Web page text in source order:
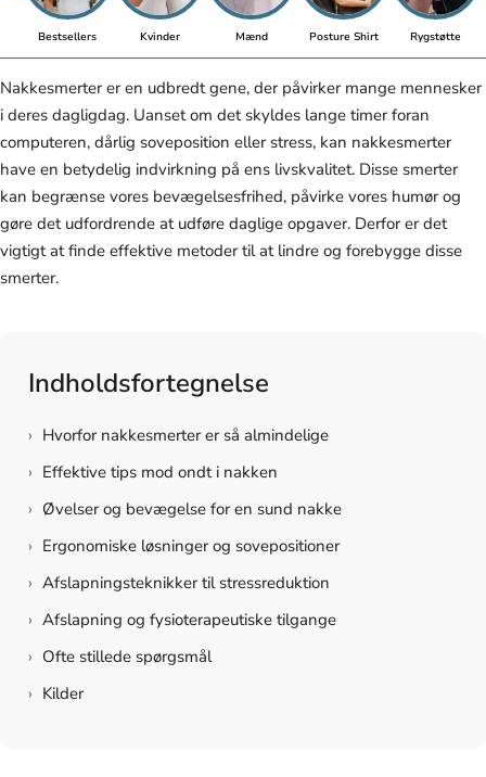
Bestsellers Kvinder Mænd Posture Shirt Rygstøtte
Nakkesmerter er en udbredt gene, der påvirker mange mennesker
i deres dagligdag. Uanset om det skyldes lange timer foran
computeren, dårlig soveposition eller stress, kan nakkesmerter
have en betydelig indvirkning på ens livskvalitet. Disse smerter
kan begrænse vores bevægelsesfrihed, påvirke vores humør og
gøre det udfordrende at udføre daglige opgaver. Derfor er det
vigtigt at finde effektive metoder til at lindre og forebygge disse
smerter.
Indholdsfortegnelse
› Hvorfor nakkesmerter er så almindelige
› Effektive tips mod ondt i nakken
› Øvelser og bevægelse for en sund nakke
› Ergonomiske løsninger og sovepositioner
› Afslapningsteknikker til stressreduktion
› Afslapning og fysioterapeutiske tilgange
› Ofte stillede spørgsmål
› Kilder